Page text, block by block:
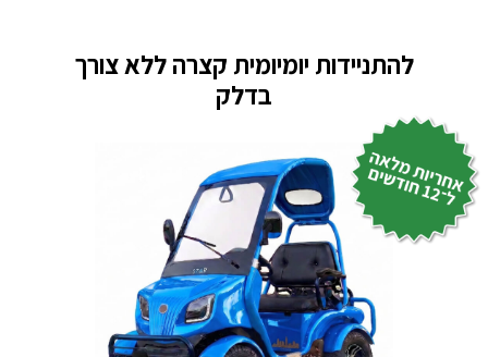
להתניידות יומיומית קצרה ללא צורך
בדלק